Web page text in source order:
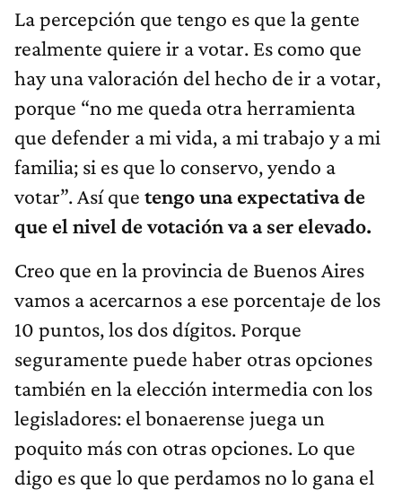
La percepción que tengo es que la gente
realmente quiere ir a votar. Es como que
hay una valoración del hecho de ir a votar,
porque “no me queda otra herramienta
que defender a mi vida, a mi trabajo y a mi
familia; si es que lo conservo, yendo a
votar”. Así que tengo una expectativa de
que el nivel de votación va a ser elevado.
Creo que en la provincia de Buenos Aires
vamos a acercarnos a ese porcentaje de los
10 puntos, los dos dígitos. Porque
seguramente puede haber otras opciones
también en la elección intermedia con los
legisladores: el bonaerense juega un
poquito más con otras opciones. Lo que
digo es que lo que perdamos no lo gana el